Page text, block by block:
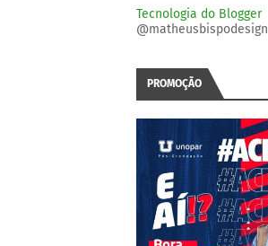
Tecnologia do Blogger
@matheusbispodesign
PROMOÇÃO